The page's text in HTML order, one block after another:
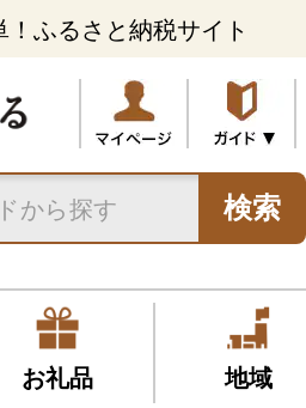
ふるさと納税サイト
検索
お礼品 地域